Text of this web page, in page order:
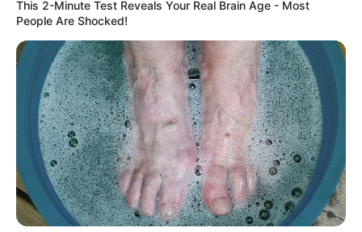
This 2-Minute Test Reveals Your Real Brain Age - Most
People Are Shocked!